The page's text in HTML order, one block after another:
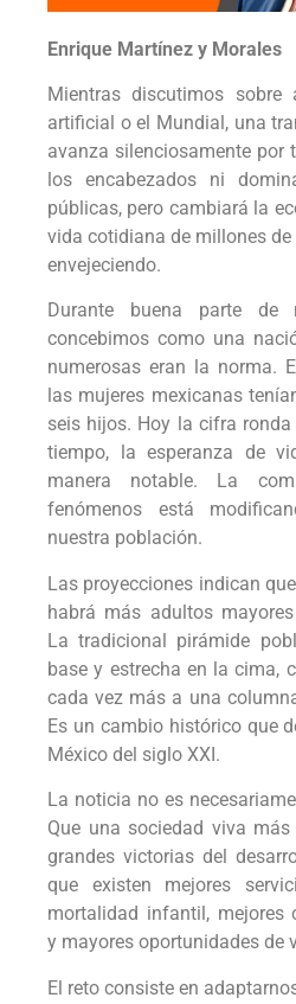
Enrique Martínez y Morales
Mientras discutimos sobre
artificial o el Mundial, una
avanza silenciosamente por
los encabezados ni
públicas, pero cambiará la
vida cotidiana de millones
envejeciendo.
Durante buena parte de
concebimos como una
numerosas eran la norma.
las mujeres mexicanas
seis hijos. Hoy la cifra
tiempo, la esperanza de
manera notable. La
fenómenos está
nuestra población.
Las proyecciones indican
habrá más adultos
La tradicional pirámide
base y estrecha en la cima,
cada vez más a una
Es un cambio histórico que
México del siglo XXI.
La noticia no es
Que una sociedad viva
grandes victorias del
que existen mejores
mortalidad infantil, mejores
y mayores oportunidades de
El reto consiste en